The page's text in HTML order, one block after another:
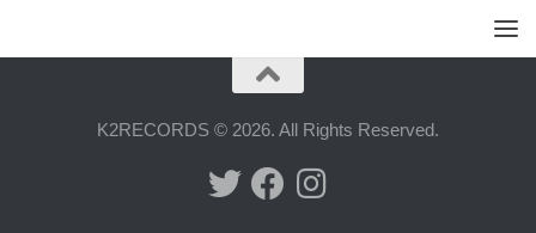
K2RECORDS © 2026. All Rights Reserved.